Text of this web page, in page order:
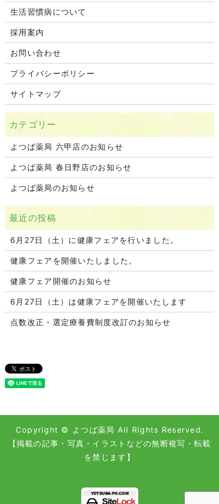
生活習慣病について
採用案内
お問い合わせ
プライバシーポリシー
サイトマップ
よつば薬局 六甲店のお知らせ
よつば薬局 春日野店のお知らせ
よつば薬局のお知らせ
6月27日（土）に健康フェアを行いました。
健康フェアを開催いたしました。
健康フェア開催のお知らせ
6月27日（土）は健康フェアを開催いたします
点数改正・選定療養費制度改訂のお知らせ
Copyright © よつば薬局 All Rights Reserved.
【掲載の記事・写真・イラストなどの無断複写・転載
を禁じます】